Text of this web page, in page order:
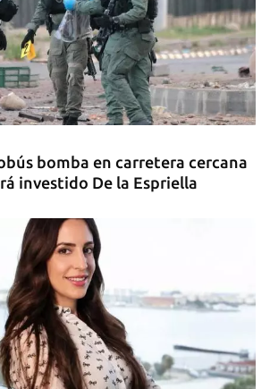
bomba en carretera cercana
investido De la Espriella